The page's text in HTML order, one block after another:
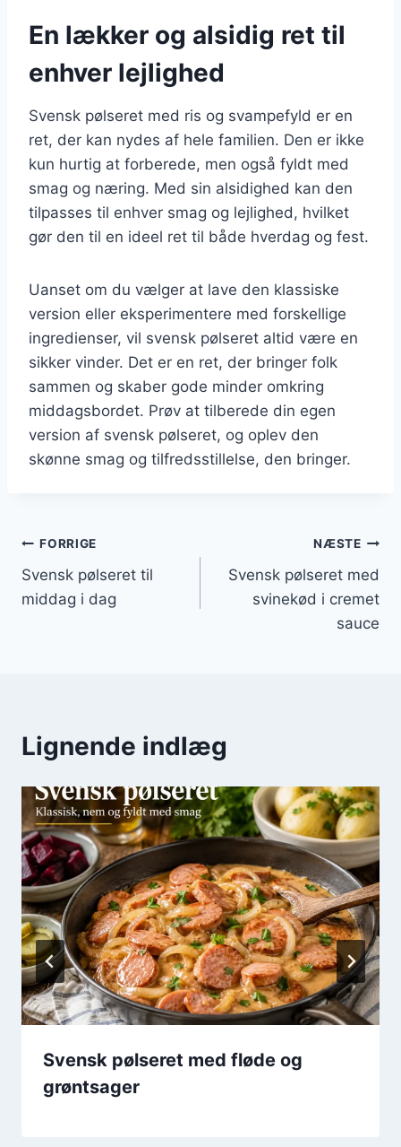
En lækker og alsidig ret til
enhver lejlighed
Svensk pølseret med ris og svampefyld er en
ret, der kan nydes af hele familien. Den er ikke
kun hurtig at forberede, men også fyldt med
smag og næring. Med sin alsidighed kan den
tilpasses til enhver smag og lejlighed, hvilket
gør den til en ideel ret til både hverdag og fest.
Uanset om du vælger at lave den klassiske
version eller eksperimentere med forskellige
ingredienser, vil svensk pølseret altid være en
sikker vinder. Det er en ret, der bringer folk
sammen og skaber gode minder omkring
middagsbordet. Prøv at tilberede din egen
version af svensk pølseret, og oplev den
skønne smag og tilfredsstillelse, den bringer.
Indlægsnavigation
FORRIGE
Svensk pølseret til
middag i dag
NÆSTE
Svensk pølseret med
svinekød i cremet
sauce
Lignende indlæg
Svensk pølseret med fløde og
grøntsager